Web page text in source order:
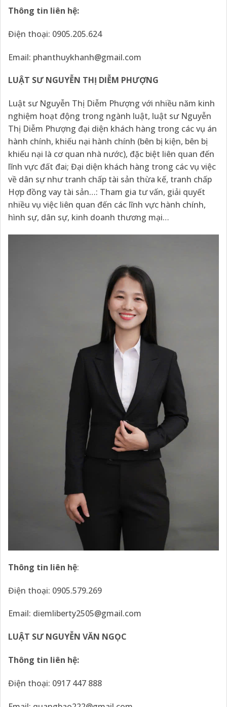
Thông tin liên hệ:
Điện thoại: 0905.205.624
Email: phanthuykhanh@gmail.com
LUẬT SƯ NGUYỄN THỊ DIỄM PHƯỢNG
Luật sư Nguyễn Thị Diễm Phượng với nhiều năm kinh
nghiệm hoạt động trong ngành luật, luật sư Nguyễn
Thị Diễm Phượng đại diện khách hàng trong các vụ án
hành chính, khiếu nại hành chính (bên bị kiện, bên bị
khiếu nại là cơ quan nhà nước), đặc biệt liên quan đến
lĩnh vực đất đai; Đại diện khách hàng trong các vụ việc
về dân sự như tranh chấp tài sản thừa kế, tranh chấp
Hợp đồng vay tài sản…: Tham gia tư vấn, giải quyết
nhiều vụ việc liên quan đến các lĩnh vực hành chính,
hình sự, dân sự, kinh doanh thương mại…
Thông tin liên hệ:
Điện thoại: 0905.579.269
Email: diemliberty2505@gmail.com
LUẬT SƯ NGUYỄN VĂN NGỌC
Thông tin liên hệ:
Điện thoại: 0917 447 888